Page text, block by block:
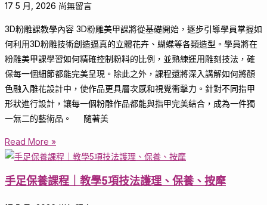
17 5 月, 2026 尚無留言
3D粉雕課教學內容 3D粉雕美甲課將從基礎開始，逐步引導學員掌握如
何利用3D粉雕技術創造逼真的立體花卉、蝴蝶等各類造型。學員將在
粉雕美甲課學習如何精確控制粉料的比例，並熟練運用雕刻技法，確
保每一個細節都能完美呈現。除此之外，課程還將深入講解如何將顏
色融入雕花設計中，使作品更具層次感和視覺衝擊力。針對不同指甲
形狀進行設計，讓每一個粉雕作品都能與指甲完美結合，成為一件獨
一無二的藝術品。 隨著美
Read More »
手足保養課程｜教學5項技法護理、保養、按摩